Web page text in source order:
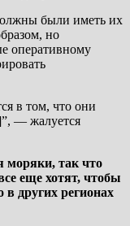
были иметь их
но
оперативному
в том, что они
— жалуется
моряки, так что
еще хотят, чтобы
других регионах